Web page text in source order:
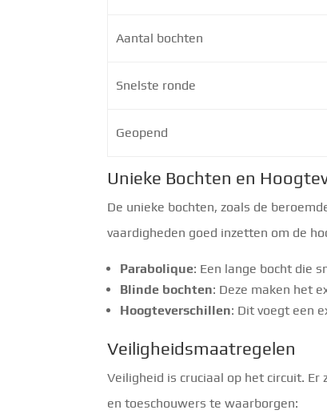
Aantal bochten
Snelste ronde
Geopend
Unieke Bochten en
De unieke bochten, zoals de
vaardigheden goed inzetten om de
Parabolique: Een lange bocht die
Blinde bochten: Deze maken het
Hoogteverschillen: Dit voegt een
Veiligheidsmaatregelen
Veiligheid is cruciaal op het circuit.
en toeschouwers te waarborgen: